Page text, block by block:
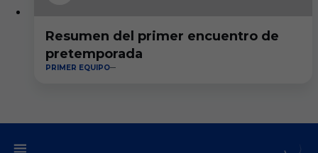
Resumen del primer encuentro de
pretemporada
PRIMER EQUIPO